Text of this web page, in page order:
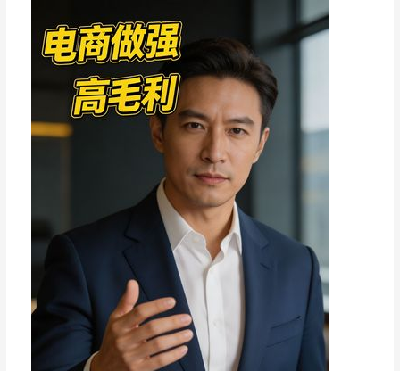
merk
en
werven
van
klanten.